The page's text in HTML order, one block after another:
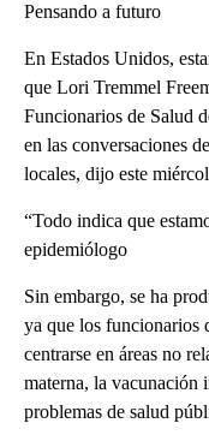
Pensando a futuro
En Estados Unidos,
que Lori Tremmel
Funcionarios de Salud
en las conversaciones
locales, dijo este
“Todo indica que
epidemiólogo
Sin embargo, se ha
ya que los funcionarios
centrarse en áreas no
materna, la
problemas de salud